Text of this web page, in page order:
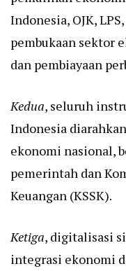
Indonesia, OJK,
pembukaan sektor
dan pembiayaan
Kedua, seluruh
Indonesia
ekonomi nasional,
pemerintah dan
Keuangan (KSSK).
Ketiga, digitalisasi
integrasi ekonomi